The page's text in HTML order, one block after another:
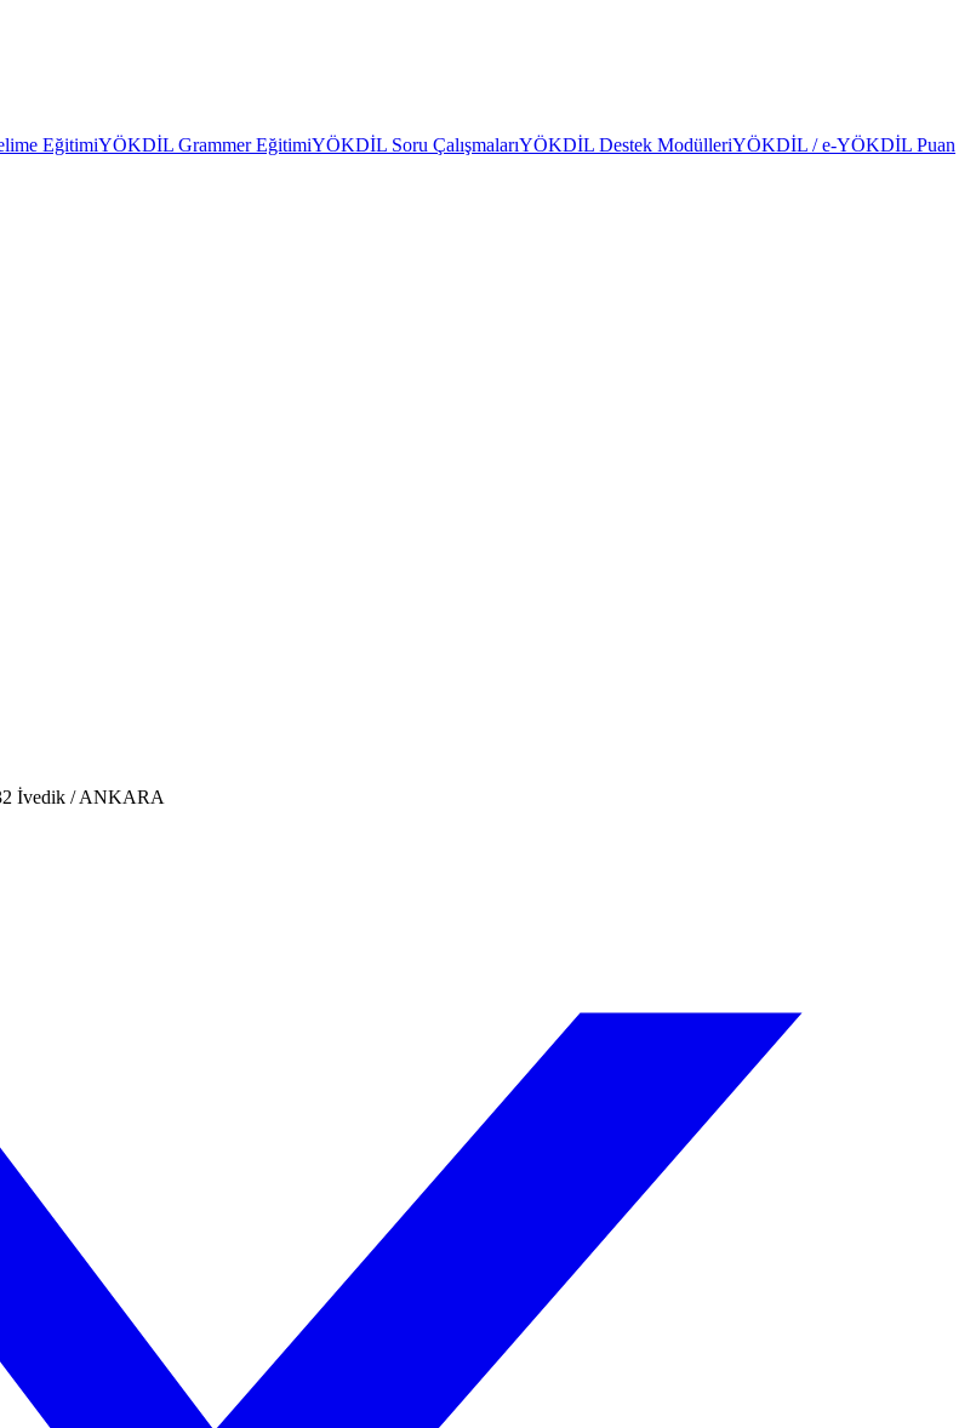
EğitimiYÖKDİL Grammer EğitimiYÖKDİL Soru ÇalışmalarıYÖKDİL Destek ModülleriYÖKDİL / e-YÖKDİL Puan
İvedik / ANKARA